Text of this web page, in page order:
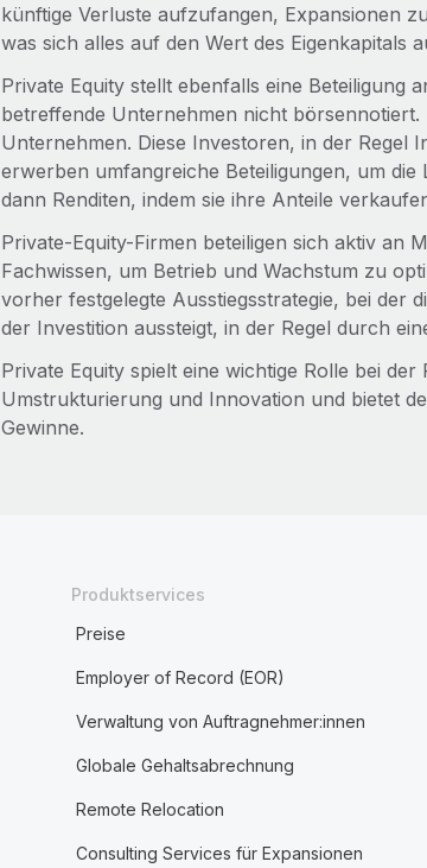
künftige Verluste aufzufangen, Expansionen
was sich alles auf den Wert des Eigenkapitals
Private Equity stellt ebenfalls eine Beteiligung
betreffende Unternehmen nicht
Unternehmen. Diese Investoren, in der Regel
erwerben umfangreiche Beteiligungen, um
dann Renditen, indem sie ihre Anteile
Private-Equity-Firmen beteiligen sich aktiv an
Fachwissen, um Betrieb und Wachstum zu
vorher festgelegte Ausstiegsstrategie, bei der
der Investition aussteigt, in der Regel durch
Private Equity spielt eine wichtige Rolle bei
Umstrukturierung und Innovation und bietet
Gewinne.
Produktservices
Preise
Employer of Record (EOR)
Verwaltung von Auftragnehmer:innen
Globale Gehaltsabrechnung
Remote Relocation
Consulting Services für Expansionen